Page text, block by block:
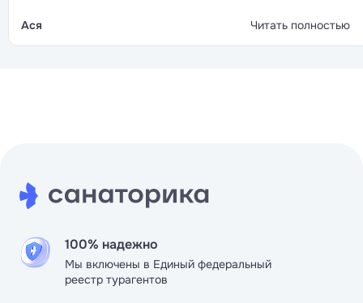
ресторане под караоке. Кормят стандартно для
Ася Читать полностью
100% надежно
Мы включены в Единый федеральный
реестр турагентов